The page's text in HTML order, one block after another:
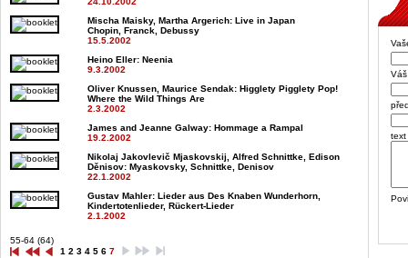
Mischa Maisky, Martha Argerich: Live in Japan
Chopin, Franck, Debussy
15.5.2002
Heino Eller: Neenia
9.3.2002
Oliver Knussen, Maurice Sendak: Higglety Pigglety Pop!
Where the Wild Things Are
2.3.2002
James and Jeanne Galway: Hommage a Rampal
19.2.2002
Nikolaj Jakovlevič Mjaskovskij, Alfred Schnittke, Edison
Děnisov: Myaskovsky, Schnittke, Denisov
22.1.2002
Gustav Mahler: Lieder aus Des Knaben Wunderhorn,
Kindertotenlieder, Rückert-Lieder
2.1.2002
55-64 (64)
1 2 3 4 5 6 7
text